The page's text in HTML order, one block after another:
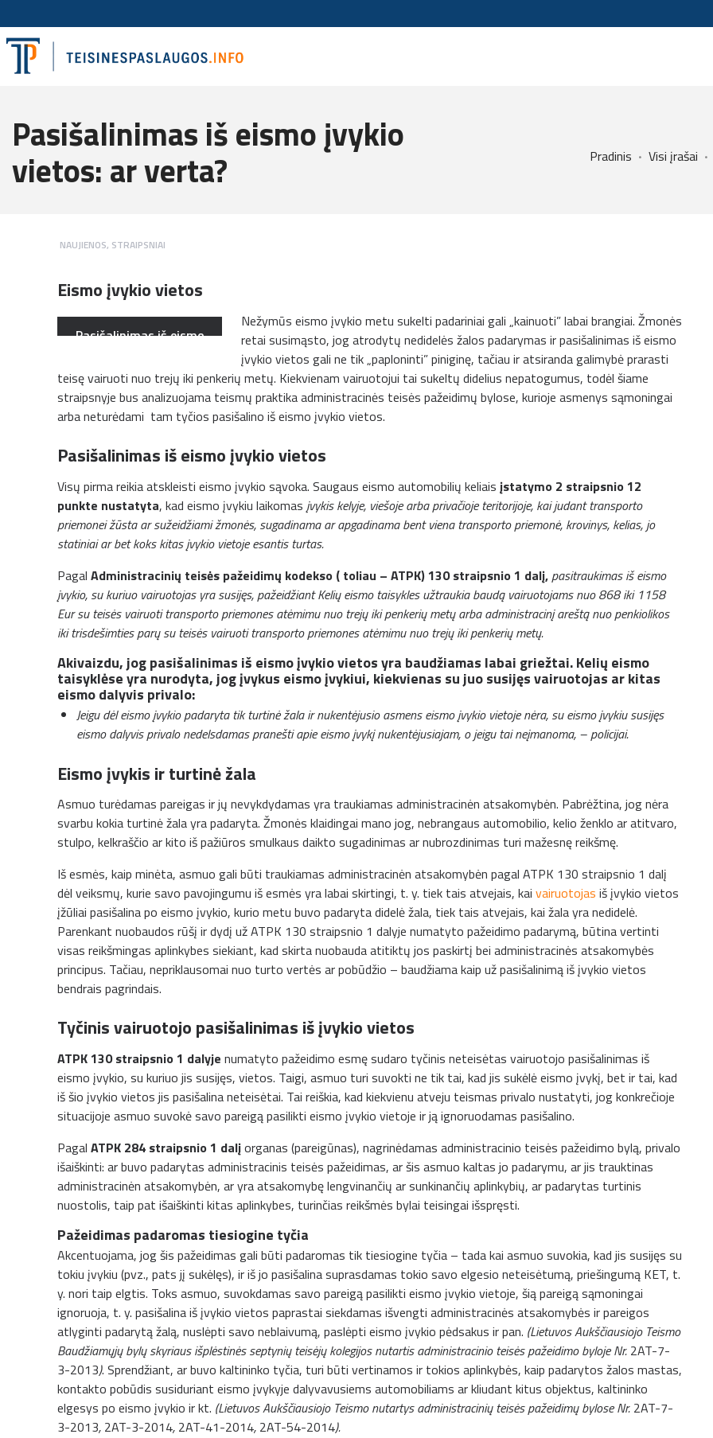
Pasišalinimas iš eismo įvykio
vietos: ar verta? Pradinis Visi įrašai
NAUJIENOS, STRAIPSNIAI
Eismo įvykio vietos
Pasišalinimas iš eismo
Nežymūs eismo įvykio metu sukelti padariniai gali „kainuoti” labai brangiai. Žmonės
retai susimąsto, jog atrodytų nedidelės žalos padarymas ir pasišalinimas iš eismo
įvykio vietos gali ne tik „paploninti” piniginę, tačiau ir atsiranda galimybė prarasti
teisę vairuoti nuo trejų iki penkerių metų. Kiekvienam vairuotojui tai sukeltų didelius nepatogumus, todėl šiame
straipsnyje bus analizuojama teismų praktika administracinės teisės pažeidimų bylose, kurioje asmenys sąmoningai
arba neturėdami tam tyčios pasišalino iš eismo įvykio vietos.
Pasišalinimas iš eismo įvykio vietos
Visų pirma reikia atskleisti eismo įvykio sąvoka. Saugaus eismo automobilių keliais įstatymo 2 straipsnio 12
punkte nustatyta, kad eismo įvykiu laikomas įvykis kelyje, viešoje arba privačioje teritorijoje, kai judant transporto
priemonei žūsta ar sužeidžiami žmonės, sugadinama ar apgadinama bent viena transporto priemonė, krovinys, kelias, jo
statiniai ar bet koks kitas įvykio vietoje esantis turtas.
Pagal Administracinių teisės pažeidimų kodekso ( toliau – ATPK) 130 straipsnio 1 dalį, pasitraukimas iš eismo
įvykio, su kuriuo vairuotojas yra susijęs, pažeidžiant Kelių eismo taisykles užtraukia baudą vairuotojams nuo 868 iki 1158
Eur su teisės vairuoti transporto priemones atėmimu nuo trejų iki penkerių metų arba administracinį areštą nuo penkiolikos
iki trisdešimties parų su teisės vairuoti transporto priemones atėmimu nuo trejų iki penkerių metų.
Akivaizdu, jog pasišalinimas iš eismo įvykio vietos yra baudžiamas labai griežtai. Kelių eismo
taisyklėse yra nurodyta, jog įvykus eismo įvykiui, kiekvienas su juo susijęs vairuotojas ar kitas
eismo dalyvis privalo:
Jeigu dėl eismo įvykio padaryta tik turtinė žala ir nukentėjusio asmens eismo įvykio vietoje nėra, su eismo įvykiu susijęs
eismo dalyvis privalo nedelsdamas pranešti apie eismo įvykį nukentėjusiajam, o jeigu tai neįmanoma, – policijai.
Eismo įvykis ir turtinė žala
Asmuo turėdamas pareigas ir jų nevykdydamas yra traukiamas administracinėn atsakomybėn. Pabrėžtina, jog nėra
svarbu kokia turtinė žala yra padaryta. Žmonės klaidingai mano jog, nebrangaus automobilio, kelio ženklo ar atitvaro,
stulpo, kelkraščio ar kito iš pažiūros smulkaus daikto sugadinimas ar nubrozdinimas turi mažesnę reikšmę.
Iš esmės, kaip minėta, asmuo gali būti traukiamas administracinėn atsakomybėn pagal ATPK 130 straipsnio 1 dalį
dėl veiksmų, kurie savo pavojingumu iš esmės yra labai skirtingi, t. y. tiek tais atvejais, kai vairuotojas iš įvykio vietos
įžūliai pasišalina po eismo įvykio, kurio metu buvo padaryta didelė žala, tiek tais atvejais, kai žala yra nedidelė.
Parenkant nuobaudos rūšį ir dydį už ATPK 130 straipsnio 1 dalyje numatyto pažeidimo padarymą, būtina vertinti
visas reikšmingas aplinkybes siekiant, kad skirta nuobauda atitiktų jos paskirtį bei administracinės atsakomybės
principus. Tačiau, nepriklausomai nuo turto vertės ar pobūdžio – baudžiama kaip už pasišalinimą iš įvykio vietos
bendrais pagrindais.
Tyčinis vairuotojo pasišalinimas iš įvykio vietos
ATPK 130 straipsnio 1 dalyje numatyto pažeidimo esmę sudaro tyčinis neteisėtas vairuotojo pasišalinimas iš
eismo įvykio, su kuriuo jis susijęs, vietos. Taigi, asmuo turi suvokti ne tik tai, kad jis sukėlė eismo įvykį, bet ir tai, kad
iš šio įvykio vietos jis pasišalina neteisėtai. Tai reiškia, kad kiekvienu atveju teismas privalo nustatyti, jog konkrečioje
situacijoje asmuo suvokė savo pareigą pasilikti eismo įvykio vietoje ir ją ignoruodamas pasišalino.
Pagal ATPK 284 straipsnio 1 dalįorganas (pareigūnas), nagrinėdamas administracinio teisės pažeidimo bylą, privalo
išaiškinti: ar buvo padarytas administracinis teisės pažeidimas, ar šis asmuo kaltas jo padarymu, ar jis trauktinas
administracinėn atsakomybėn, ar yra atsakomybę lengvinančių ar sunkinančių aplinkybių, ar padarytas turtinis
nuostolis, taip pat išaiškinti kitas aplinkybes, turinčias reikšmės bylai teisingai išspręsti.
Pažeidimas padaromas tiesiogine tyčia
Akcentuojama, jog šis pažeidimas gali būti padaromas tik tiesiogine tyčia – tada kai asmuo suvokia, kad jis susijęs su
tokiu įvykiu (pvz., pats jį sukėlęs), ir iš jo pasišalina suprasdamas tokio savo elgesio neteisėtumą, priešingumą KET, t.
y. nori taip elgtis. Toks asmuo, suvokdamas savo pareigą pasilikti eismo įvykio vietoje, šią pareigą sąmoningai
ignoruoja, t. y. pasišalina iš įvykio vietos paprastai siekdamas išvengti administracinės atsakomybės ir pareigos
atlyginti padarytą žalą, nuslėpti savo neblaivumą, paslėpti eismo įvykio pėdsakus ir pan. (Lietuvos Aukščiausiojo Teismo
Baudžiamųjų bylų skyriaus išplėstinės septynių teisėjų kolegijos nutartis administracinio teisės pažeidimo byloje Nr. 2AT-7-
3-2013). Sprendžiant, ar buvo kaltininko tyčia, turi būti vertinamos ir tokios aplinkybės, kaip padarytos žalos mastas,
kontakto pobūdis susiduriant eismo įvykyje dalyvavusiems automobiliams ar kliudant kitus objektus, kaltininko
elgesys po eismo įvykio ir kt. (Lietuvos Aukščiausiojo Teismo nutartys administracinių teisės pažeidimų bylose Nr. 2AT-7-
3-2013, 2AT-3-2014, 2AT-41-2014, 2AT-54-2014).